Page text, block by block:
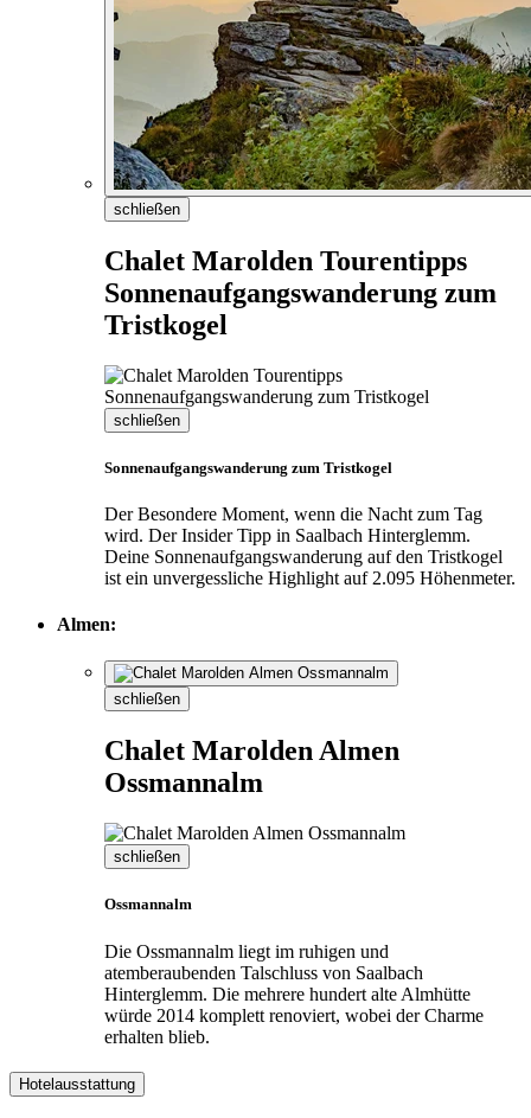
schließen
Chalet Marolden Tourentipps
Sonnenaufgangswanderung zum
Tristkogel
schließen
Sonnenaufgangswanderung zum Tristkogel
Der Besondere Moment, wenn die Nacht zum Tag
wird. Der Insider Tipp in Saalbach Hinterglemm.
Deine Sonnenaufgangswanderung auf den Tristkogel
ist ein unvergessliche Highlight auf 2.095 Höhenmeter.
Almen:
schließen
Chalet Marolden Almen
Ossmannalm
schließen
Ossmannalm
Die Ossmannalm liegt im ruhigen und
atemberaubenden Talschluss von Saalbach
Hinterglemm. Die mehrere hundert alte Almhütte
würde 2014 komplett renoviert, wobei der Charme
erhalten blieb.
Hotelausstattung